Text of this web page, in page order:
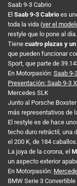
Saab 9-3 Cabrio
El Saab 9-3 Cabrio es
toda la vida (ver el
restyle que lo pone al día.
Tiene cuatro plazas y
que pueden funcionar
Sport, que parte de
En Motorpasión: Saab 9-
Presentación: Saab 9-3
Mercedes SLK
Junto al Porsche Boxster
más representativos de
El restyle es de hace
techo duro retráctil, una
el 200 K, de 184 caballos.
La joya de la corona, el
un aspecto exterior
En Motorpasión:
BMW Serie 3 Convertible